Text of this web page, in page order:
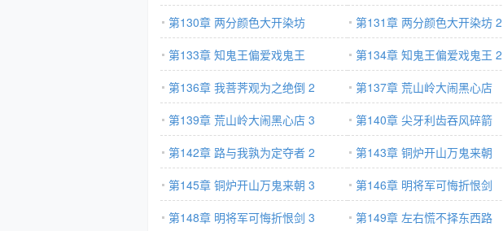
第130章 两分颜色大开染坊
第131章 两分颜色大开染坊 2
第133章 知鬼王偏爱戏鬼王
第134章 知鬼王偏爱戏鬼王 2
第136章 我菩荠观为之绝倒 2
第137章 荒山岭大闹黑心店
第139章 荒山岭大闹黑心店 3
第140章 尖牙利齿吞风碎箭
第142章 路与我孰为定夺者 2
第143章 铜炉开山万鬼来朝
第145章 铜炉开山万鬼来朝 3
第146章 明将军可悔折恨剑
第148章 明将军可悔折恨剑 3
第149章 左右慌不择东西路